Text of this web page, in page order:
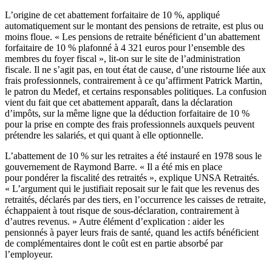
L’origine de cet abattement forfaitaire de 10 %, appliqué
automatiquement sur le montant des pensions de retraite, est plus ou
moins floue. « Les pensions de retraite bénéficient d’un abattement
forfaitaire de 10 % plafonné à 4 321 euros pour l’ensemble des
membres du foyer fiscal », lit-on sur le site de l’administration
fiscale. Il ne s’agit pas, en tout état de cause, d’une ristourne liée aux
frais professionnels, contrairement à ce qu’affirment Patrick Martin,
le patron du Medef, et certains responsables politiques. La confusion
vient du fait que cet abattement apparaît, dans la déclaration
d’impôts, sur la même ligne que la déduction forfaitaire de 10 %
pour la prise en compte des frais professionnels auxquels peuvent
prétendre les salariés, et qui quant à elle optionnelle.
L’abattement de 10 % sur les retraites a été instauré en 1978 sous le
gouvernement de Raymond Barre. « Il a été mis en place
pour pondérer la fiscalité des retraités », explique UNSA Retraités.
« L’argument qui le justifiait reposait sur le fait que les revenus des
retraités, déclarés par des tiers, en l’occurrence les caisses de retraite,
échappaient à tout risque de sous-déclaration, contrairement à
d’autres revenus. » Autre élément d’explication : aider les
pensionnés à payer leurs frais de santé, quand les actifs bénéficient
de complémentaires dont le coût est en partie absorbé par
l’employeur.